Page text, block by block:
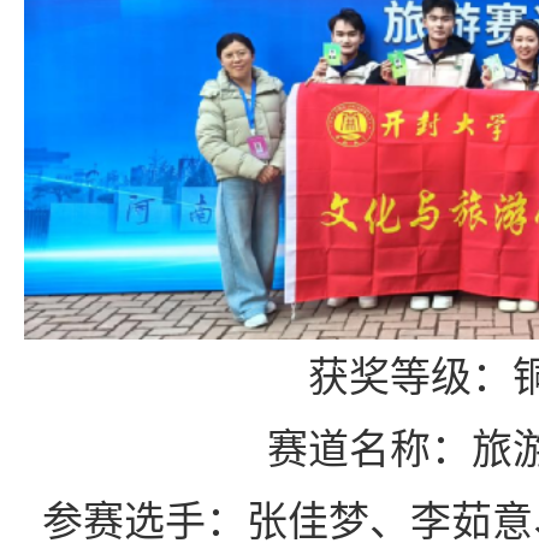
获奖等级：
赛道名称： 旅
参赛选手： 张佳梦、李茹